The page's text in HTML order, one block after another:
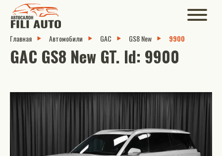
Главная Автомобили GAC GS8 New 9900
GAC GS8 New GT. Id: 9900